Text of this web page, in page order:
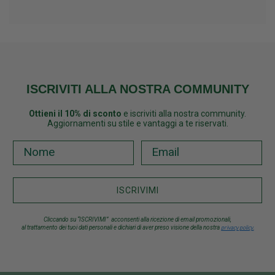
ISCRIVITI ALLA NOSTRA COMMUNITY
Ottieni il 10% di sconto e iscriviti alla nostra community.
Aggiornamenti su stile e vantaggi a te riservati.
ISCRIVIMI
Cliccando su “ISCRIVIMI” acconsenti alla ricezione di email promozionali,
al trattamento dei tuoi dati personali e dichiari di aver preso visione della nostraprivacy policy.